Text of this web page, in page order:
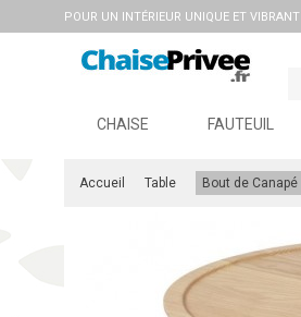
POUR UN INTÉRIEUR UNIQUE ET VIBRANT
CHAISE FAUTEUIL
Accueil Table Bout de Canapé